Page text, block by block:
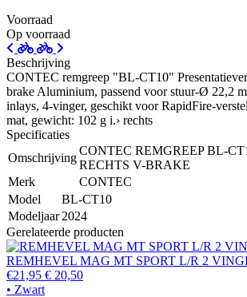
Voorraad
Op voorraad
Beschrijving
CONTEC remgreep "BL-CT10"
brake Aluminium, passend voor stuur-Ø 22,2
inlays, 4-vinger, geschikt voor RapidFire-
mat, gewicht: 102 g i.› rechts
Specificaties
Omschrijving
CONTEC REMGREEP BL-
RECHTS V-BRAKE
Merk
CONTEC
Model
BL-CT10
Modeljaar 2024
Gerelateerde producten
REMHEVEL MAG MT SPORT L/R 2
€21,95 € 20,50
• Zwart